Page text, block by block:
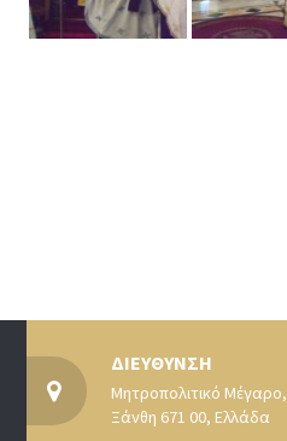
ΔΙΕΥΘΥΝΣΗ
Μητροπολιτικό Μέγαρο,
Ξάνθη 671 00, Ελλάδα